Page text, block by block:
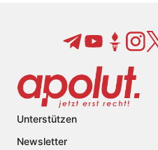
Unterstützen
Newsletter